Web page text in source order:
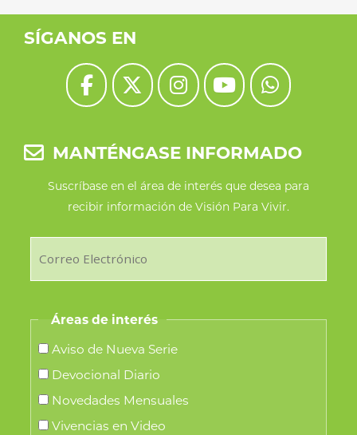
SÍGANOS EN
MANTÉNGASE INFORMADO
Suscríbase en el área de interés que desea para
recibir información de Visión Para Vivir.
Áreas de interés
Aviso de Nueva Serie
Devocional Diario
Novedades Mensuales
Vivencias en Video